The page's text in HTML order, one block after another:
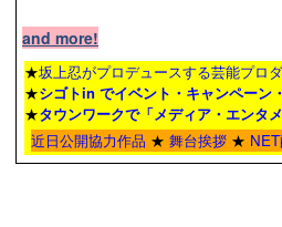
and more!
★坂上忍がプロデュースする芸能プロ
★シゴトin でイベント・キャンペーン
★タウンワークで「メディア・エンタ
近日公開協力作品 ★ 舞台挨拶 ★